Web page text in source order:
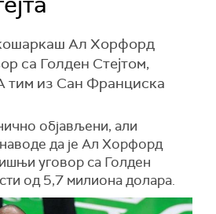
Ал Хорфорд
са Голден Стејтом,
тим из Сан Франциска
објављени, али
да је Ал Хорфорд
уговор са Голден
од 5,7 милиона долара.